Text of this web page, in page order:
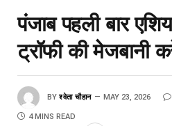
पंजाब पहली बार
ट्रॉफी की मेजबानी
BY श्वेता चौहान MAY 23, 2026
4 MINS READ